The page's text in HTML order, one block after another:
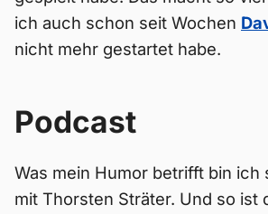
ich auch schon seit Wochen
nicht mehr gestartet habe.
Podcast
Was mein Humor betrifft bin ich
mit Thorsten Sträter. Und so ist